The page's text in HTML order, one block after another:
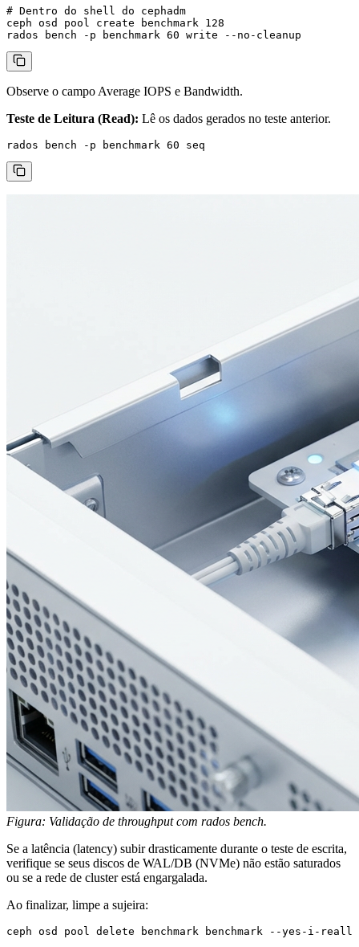
# Dentro do shell do cephadm
ceph osd pool create benchmark 128
Observe o campo Average IOPS e Bandwidth.
Teste de Leitura (Read): Lê os dados gerados no teste anterior.
Figura: Validação de throughput com rados bench.
Se a latência (latency) subir drasticamente durante o teste de escrita,
verifique se seus discos de WAL/DB (NVMe) não estão saturados
ou se a rede de cluster está engargalada.
Ao finalizar, limpe a sujeira: